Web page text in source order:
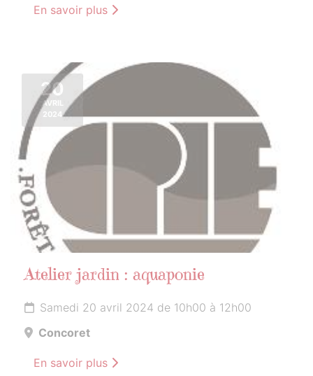
En savoir plus
20
AVRIL
2024
Atelier jardin : aquaponie
Samedi 20 avril 2024 de 10h00 à 12h00
Concoret
En savoir plus